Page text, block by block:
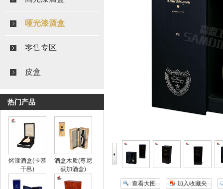
哑光漆酒盒
零售专区
皮盒
热门产品
烤漆酒盒(卡慕
干邑)
酒盒木质(尊尼
获加酒盒)
查看大图 加入收藏夹